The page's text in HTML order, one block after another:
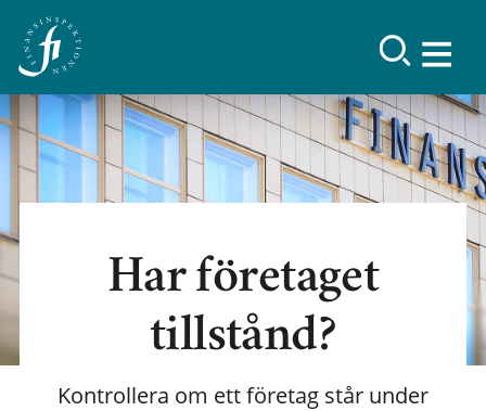
Har företaget
tillstånd?
Kontrollera om ett företag står under